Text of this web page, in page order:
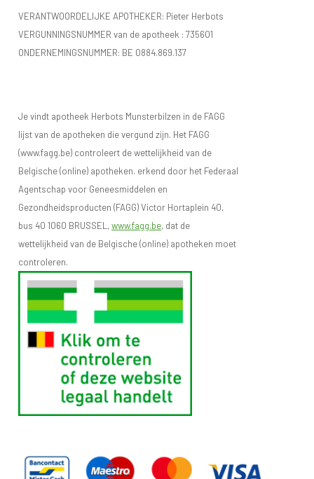
VERANTWOORDELIJKE APOTHEKER: Pieter Herbots
VERGUNNINGSNUMMER van de apotheek : 735601
ONDERNEMINGSNUMMER: BE 0884.869.137
Je vindt apotheek Herbots Munsterbilzen in de FAGG
lijst van de apotheken die vergund zijn. Het FAGG
(www.fagg.be) controleert de wettelijkheid van de
Belgische (online) apotheken. erkend door het Federaal
Agentschap voor Geneesmiddelen en
Gezondheidsproducten (FAGG) Victor Hortaplein 40,
bus 40 1060 BRUSSEL,www.fagg.be, dat de
wettelijkheid van de Belgische (online) apotheken moet
controleren.